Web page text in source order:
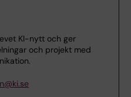
KI-nytt och ger
och projekt med